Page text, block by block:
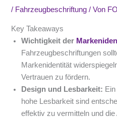
/ Fahrzeugbeschriftung / Von
Key Takeaways
Wichtigkeit der
Fahrzeugbeschriftungen
Markenidentität
Vertrauen zu fördern.
Design und Lesbarkeit:
hohe Lesbarkeit sind
effektiv zu vermitteln und